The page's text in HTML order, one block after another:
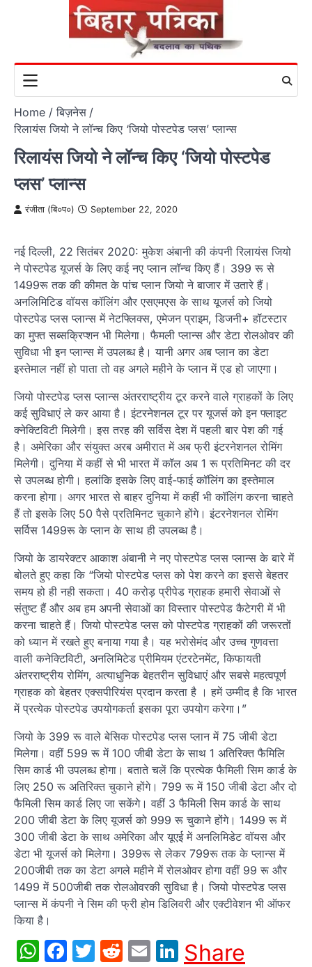
Home
बिज़नेस
रिलायंस जियो ने लॉन्च किए ‘जियो पोस्टपेड प्लस’ प्लान्स
रिलायंस जियो ने लॉन्च किए ‘जियो पोस्टपेड
प्लस’ प्लान्स
रंजीता (बि०प०) September 22, 2020
नई दिल्ली, 22 सितंबर 2020: मुकेश अंबानी की कंपनी रिलायंस जियो
ने पोस्टपेड यूजर्स के लिए कई नए प्लान लॉन्च किए हैं। 399 रू से
1499रू तक की कीमत के पांच प्लान जियो ने बाजार में उतारे हैं।
अनलिमिटिड वॉयस कॉलिंग और एसएमएस के साथ यूजर्स को जियो
पोस्टपेड प्लस प्लान्स में नेटफ्लिक्स, एमेजन प्राइम, डिजनी+ हॉटस्टार
का मुफ्त सब्सक्रिप्शन भी मिलेगा। फैमली प्लान्स और डेटा रोलओवर की
सुविधा भी इन प्लान्स में उपलब्ध है। यानी अगर अब प्लान का डेटा
इस्तेमाल नहीं हो पाता तो वह अगले महीने के प्लान में एड हो जाएगा।
जियो पोस्टपेड प्लस प्लान्स अंतरराष्ट्रीय टूर करने वाले ग्राहकों के लिए
कई सुविधाएं ले कर आया है। इंटरनेशनल टूर पर यूजर्स को इन फ्लाइट
क्नेक्टिविटी मिलेगी। इस तरह की सर्विस देश में पहली बार पेश की गई
है। अमेरिका और संयुक्त अरब अमीरात में अब फ्री इंटरनेशनल रोमिंग
मिलेगी। दुनिया में कहीं से भी भारत में कॉल अब 1 रू प्रतिमिनट की दर
से उपलब्ध होगी। हलांकि इसके लिए वाई-फाई कॉलिंग का इस्तेमाल
करना होगा। अगर भारत से बाहर दुनिया में कहीं भी कॉलिंग करना चाहते
हैं तो इसके लिए 50 पैसे प्रतिमिनट चुकाने होंगे। इंटरनेशनल रोमिंग
सर्विस 1499रू के प्लान के साथ ही उपलब्ध है।
जियो के डायरेक्टर आकाश अंबानी ने नए पोस्टपेड प्लस प्लान्स के बारे में
बोलते हुए कहा कि “जियो पोस्टपेड प्लस को पेश करने का इससे बेहतर
समय हो ही नही सकता। 40 करोड़ प्रीपेड ग्राहक हमारी सेवाओं से
संतुष्ट हैं और अब हम अपनी सेवाओं का विस्तार पोस्टपेड कैटेगरी में भी
करना चाहते हैं। जियो पोस्टपेड प्लस को पोस्टपेड ग्राहकों की जरूरतों
को ध्यान में रखते हुए बनाया गया है। यह भरोसेमंद और उच्च गुणवत्ता
वाली कनेक्टिविटी, अनलिमिटेड प्रीमियम एंटरटेनमेंट, किफायती
अंतरराष्ट्रीय रोमिंग, अत्याधुनिक बेहतरीन सुविधाएं और सबसे महत्वपूर्ण
ग्राहक को बेहतर एक्सपीरियंस प्रदान करता है । हमें उम्मीद है कि भारत
में प्रत्येक पोस्टपेड उपयोगकर्ता इसका पूरा उपयोग करेगा।”
जियो के 399 रू वाले बेसिक पोस्टपेड प्लस प्लान में 75 जीबी डेटा
मिलेगा। वहीं 599 रू में 100 जीबी डेटा के साथ 1 अतिरिक्त फैमिलि
सिम कार्ड भी उपलब्ध होगा। बताते चलें कि प्रत्येक फैमिली सिम कार्ड के
लिए 250 रू अतिरिक्त चुकाने होंगे। 799 रू में 150 जीबी डेटा और दो
फैमिली सिम कार्ड लिए जा सकेंगे। वहीं 3 फैमिली सिम कार्ड के साथ
200 जीबी डेटा के लिए यूजर्स को 999 रू चुकाने होंगे। 1499 रू में
300 जीबी डेटा के साथ अमेरिका और यूएई में अनलिमिडेट वॉयस और
डेटा भी यूजर्स को मिलेगा। 399रू से लेकर 799रू तक के प्लान्स में
200जीबी तक का डेटा अगले महीने में रोलओवर होगा वहीं 99 रू और
1499 में 500जीबी तक रोलओवरकी सुविधा है। जियो पोस्टपेड प्लस
प्लान्स में कंपनी ने सिम की फ्री होम डिलिवरी और एक्टीवेशन भी ऑफर
किया है।
WhatsApp
Facebook
Twitter
Reddit
EmailLinkedIn
Share